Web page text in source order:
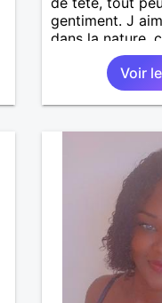
gentiment. J
dans la nature,
randonner,
découvrir,
nouveaux trucs
sur la vie des
bois
je fume
Je cherche un
pour continuer
vie mais à
faire toute
marre je veux
Voir